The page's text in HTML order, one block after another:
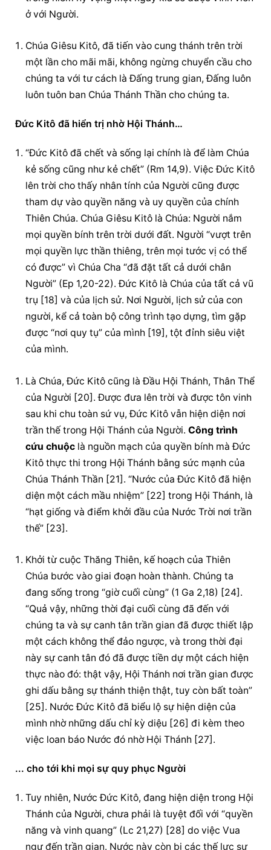
ở với Người.
Chúa Giêsu Kitô, đã tiến vào cung thánh trên trời
một lần cho mãi mãi, không ngừng chuyển cầu cho
chúng ta với tư cách là Đấng trung gian, Đấng luôn
luôn tuôn ban Chúa Thánh Thần cho chúng ta.
Đức Kitô đã hiển trị nhờ Hội Thánh…
“Đức Kitô đã chết và sống lại chính là để làm Chúa
kẻ sống cũng như kẻ chết” (Rm 14,9). Việc Đức Kitô
lên trời cho thấy nhân tính của Người cũng được
tham dự vào quyền năng và uy quyền của chính
Thiên Chúa. Chúa Giêsu Kitô là Chúa: Người nắm
mọi quyền bính trên trời dưới đất. Người “vượt trên
mọi quyền lực thần thiêng, trên mọi tước vị có thể
có được” vì Chúa Cha “đã đặt tất cả dưới chân
Người” (Ep 1,20-22). Đức Kitô là Chúa của tất cả vũ
trụ [18] và của lịch sử. Nơi Người, lịch sử của con
người, kể cả toàn bộ công trình tạo dựng, tìm gặp
được “nơi quy tụ” của mình [19], tột đỉnh siêu việt
của mình.
Là Chúa, Đức Kitô cũng là Đầu Hội Thánh, Thân Thể
của Người [20]. Được đưa lên trời và được tôn vinh
sau khi chu toàn sứ vụ, Đức Kitô vẫn hiện diện nơi
trần thế trong Hội Thánh của Người. Công trình
cứu chuộc là nguồn mạch của quyền bính mà Đức
Kitô thực thi trong Hội Thánh bằng sức mạnh của
Chúa Thánh Thần [21]. “Nước của Đức Kitô đã hiện
diện một cách mầu nhiệm” [22] trong Hội Thánh, là
“hạt giống và điểm khởi đầu của Nước Trời nơi trần
thế” [23].
Khởi từ cuộc Thăng Thiên, kế hoạch của Thiên
Chúa bước vào giai đoạn hoàn thành. Chúng ta
đang sống trong “giờ cuối cùng” (1 Ga 2,18) [24].
“Quả vậy, những thời đại cuối cùng đã đến với
chúng ta và sự canh tân trần gian đã được thiết lập
một cách không thể đảo ngược, và trong thời đại
này sự canh tân đó đã được tiền dự một cách hiện
thực nào đó: thật vậy, Hội Thánh nơi trần gian được
ghi dấu bằng sự thánh thiện thật, tuy còn bất toàn”
[25]. Nước Đức Kitô đã biểu lộ sự hiện diện của
mình nhờ những dấu chỉ kỳ diệu [26] đi kèm theo
việc loan báo Nước đó nhờ Hội Thánh [27].
... cho tới khi mọi sự quy phục Người
Tuy nhiên, Nước Đức Kitô, đang hiện diện trong Hội
Thánh của Người, chưa phải là tuyệt đối với “quyền
năng và vinh quang” (Lc 21,27) [28] do việc Vua
ngự đến trần gian. Nước này còn bị các thế lực sự